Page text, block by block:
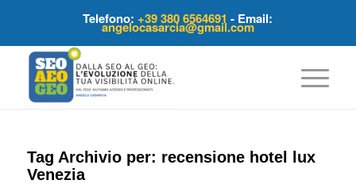
Telefono:+39 380 6564691 - Email:
angelocasarcia@gmail.com
Tag Archivio per: recensione hotel lux
Venezia